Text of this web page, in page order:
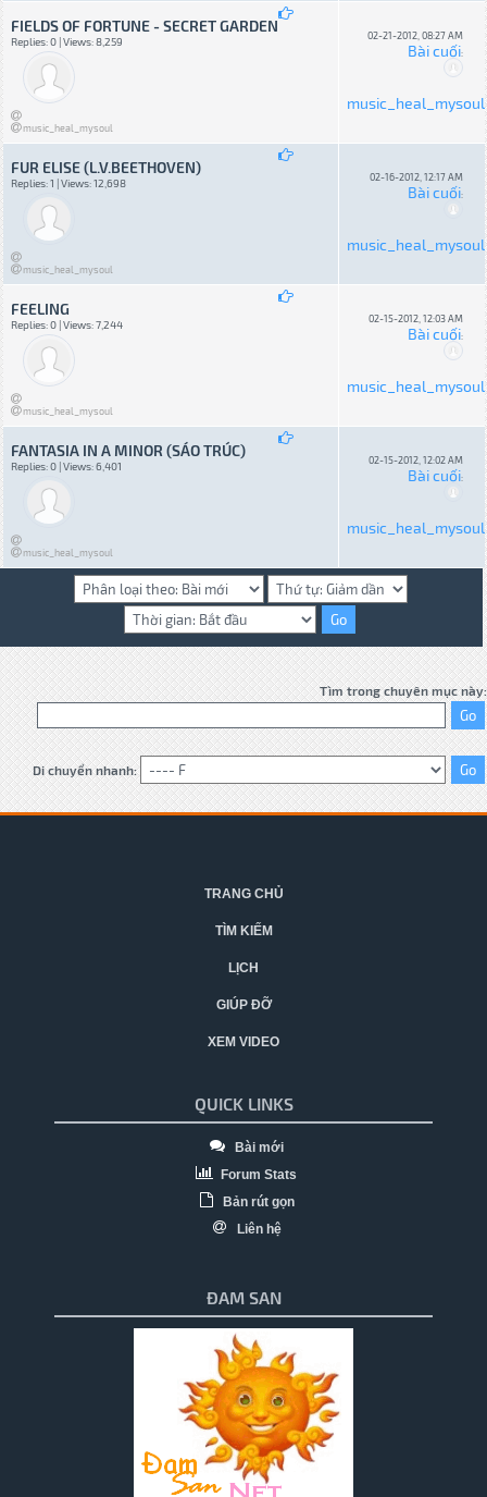
FIELDS OF FORTUNE - SECRET GARDEN
Replies: 0 | Views: 8,259
music_heal_mysoul
02-21-2012, 08:27 AM
Bài cuối:
music_heal_mysoul
FUR ELISE (L.V.BEETHOVEN)
Replies: 1 | Views: 12,698
music_heal_mysoul
02-16-2012, 12:17 AM
Bài cuối:
music_heal_mysoul
FEELING
Replies: 0 | Views: 7,244
music_heal_mysoul
02-15-2012, 12:03 AM
Bài cuối:
music_heal_mysoul
FANTASIA IN A MINOR (SÁO TRÚC)
Replies: 0 | Views: 6,401
music_heal_mysoul
02-15-2012, 12:02 AM
Bài cuối:
music_heal_mysoul
Tìm trong chuyên mục này:
Di chuyển nhanh:
TRANG CHỦ
TÌM KIẾM
LỊCH
GIÚP ĐỠ
XEM VIDEO
QUICK LINKS
Bài mới
Forum Stats
Bản rút gọn
Liên hệ
ĐAM SAN